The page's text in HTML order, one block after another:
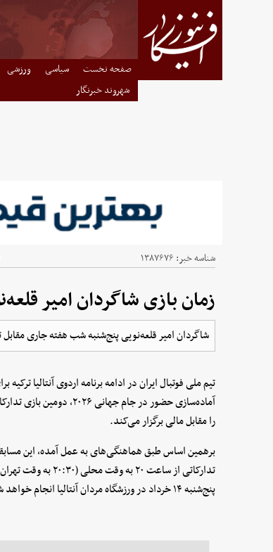
صفحه نخست سیاسی ورزشی
شهروند خبرنگار
شناسه خبر: ۱۳۸۷۶۷۶
زمان بازی شاگردان امیر
شاگردان امیر قلعه‌نویی پنج‌شنبه شب هفته جاری مقابل
تیم ملی فوتبال ایران در ادامه برنامه اردوی آنتالیا ترکیه
آماده‌سازی حضور در جام جهانی ۲۰۲۶،
را مقابل مالی برگزار می‌کند.
برهمین اساس طبق هماهنگی‌های به عمل آمده، این
تدارکاتی از ساعت ۲۰ به وقت محلی (۲۰:۳۰ به وقت
پنج‌شنبه ۱۴ خرداد در ورزشگاه مردان آنتالیا انجام خواهد شد.